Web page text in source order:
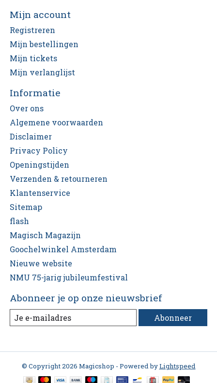
Mijn account
Registreren
Mijn bestellingen
Mijn tickets
Mijn verlanglijst
Informatie
Over ons
Algemene voorwaarden
Disclaimer
Privacy Policy
Openingstijden
Verzenden & retourneren
Klantenservice
Sitemap
flash
Magisch Magazijn
Goochelwinkel Amsterdam
Nieuwe website
NMU 75-jarig jubileumfestival
Abonneer je op onze nieuwsbrief
Abonneer
© Copyright 2026 Magicshop - Powered byLightspeed